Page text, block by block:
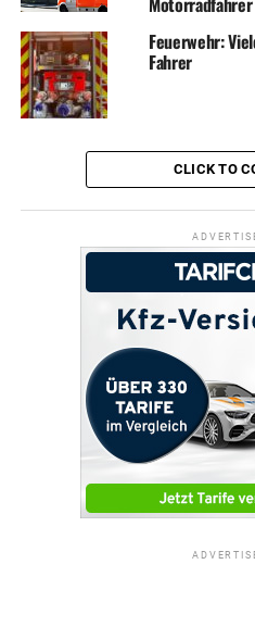
Feuerwehr:
Fahrer
CLICK TO